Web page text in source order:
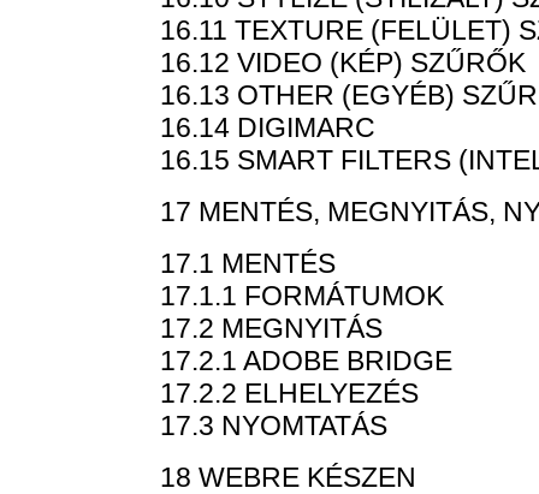
16.11 TEXTURE (FELÜLET)
16.12 VIDEO (KÉP) SZŰRŐK
16.13 OTHER (EGYÉB)
16.14 DIGIMARC
16.15 SMART FILTERS
17 MENTÉS, MEGNYITÁS,
17.1 MENTÉS
17.1.1 FORMÁTUMOK
17.2 MEGNYITÁS
17.2.1 ADOBE BRIDGE
17.2.2 ELHELYEZÉS
17.3 NYOMTATÁS
18 WEBRE KÉSZEN